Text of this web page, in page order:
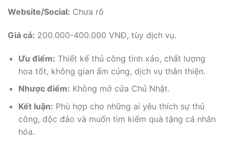
Website/Social: Chưa rõ
Giá cả: 200.000-400.000 VNĐ, tùy dịch vụ.
Ưu điểm: Thiết kế thủ công tinh xảo, chất lượng
hoa tốt, không gian ấm cúng, dịch vụ thân thiện.
Nhược điểm: Không mở cửa Chủ Nhật.
Kết luận: Phù hợp cho những ai yêu thích sự thủ
công, độc đáo và muốn tìm kiếm quà tặng cá nhân
hóa.